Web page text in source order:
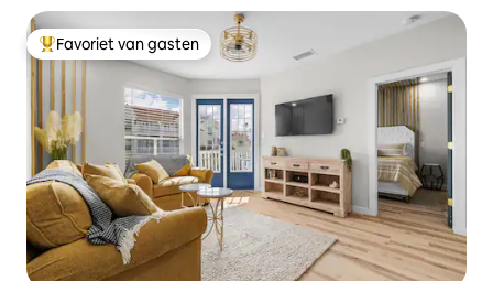
Topfavoriet van gasten
Favoriet van gasten